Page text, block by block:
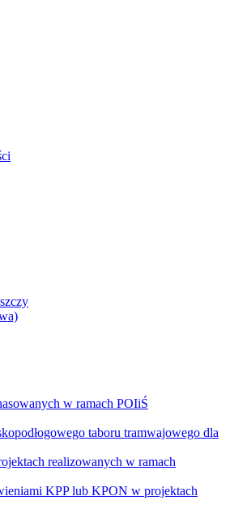
w ramach POIiŚ
taboru tramwajowego dla
realizowanych w ramach
KPP lub KPON w projektach